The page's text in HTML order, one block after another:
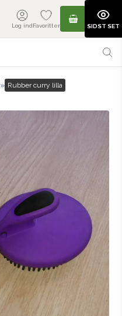
Log indFavoritter
» Rubber curry lilla
SIDST SET